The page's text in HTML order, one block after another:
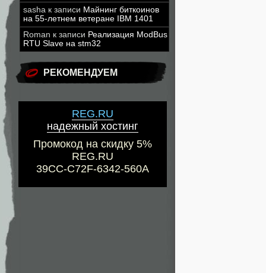
sasha к записи Майнинг биткоинов
на 55-летнем ветеране IBM 1401
Roman к записи Реализация ModBus
RTU Slave на stm32
РЕКОМЕНДУЕМ
REG.RU
надежный хостинг
Промокод на скидку 5%
REG.RU
39CC-C72F-6342-560A